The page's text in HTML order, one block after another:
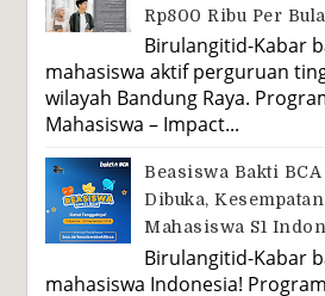
Rp800 Ribu Per
Birulangitid-Kabar
mahasiswa aktif perguruan
wilayah Bandung Raya.
Mahasiswa – Impact...
Beasiswa Bakti
Dibuka,
Mahasiswa S1
Birulangitid-Kabar
mahasiswa Indonesia!